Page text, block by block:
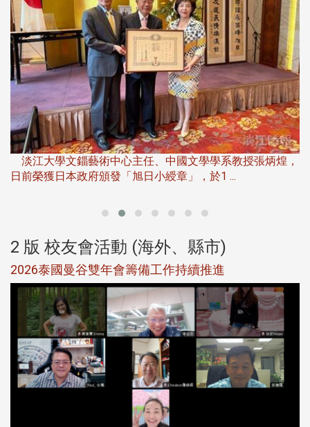
淡江大學文錙藝術中心主任、中國文學學系教授張炳煌，
日前榮獲日本政府頒發「旭日小綬章」，於1 ...
2 版 校友會活動 (海外、縣市)
2026泰國曼谷雙年會籌備工作持續推進